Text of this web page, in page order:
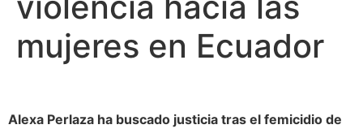
mujeres en Ecuador
Alexa Perlaza ha buscado justicia tras el femicidio de